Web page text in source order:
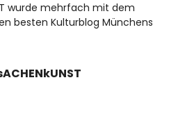
wurde mehrfach mit dem
besten Kulturblog Münchens